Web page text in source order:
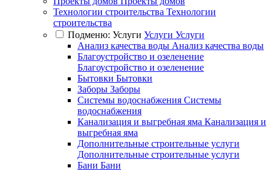
Технологии строительства Технологии
строительства
Подменю: Услуги Услуги Услуги
Анализ качества воды Анализ качества воды
Благоустройство и озеленение
Благоустройство и озеленение
Бытовки Бытовки
Заборы Заборы
Системы водоснабжения Системы
водоснабжения
Канализация и выгребная яма Канализация и
выгребная яма
Дополнительные строительные услуги
Дополнительные строительные услуги
Бани Бани